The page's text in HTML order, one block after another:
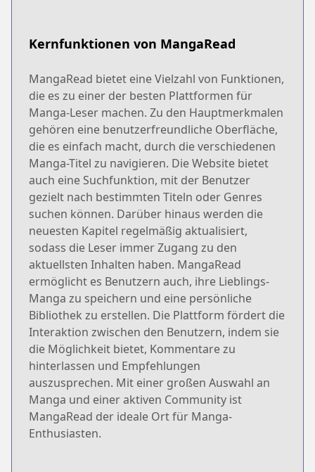
Kernfunktionen von MangaRead
MangaRead bietet eine Vielzahl von Funktionen,
die es zu einer der besten Plattformen für
Manga-Leser machen. Zu den Hauptmerkmalen
gehören eine benutzerfreundliche Oberfläche,
die es einfach macht, durch die verschiedenen
Manga-Titel zu navigieren. Die Website bietet
auch eine Suchfunktion, mit der Benutzer
gezielt nach bestimmten Titeln oder Genres
suchen können. Darüber hinaus werden die
neuesten Kapitel regelmäßig aktualisiert,
sodass die Leser immer Zugang zu den
aktuellsten Inhalten haben. MangaRead
ermöglicht es Benutzern auch, ihre Lieblings-
Manga zu speichern und eine persönliche
Bibliothek zu erstellen. Die Plattform fördert die
Interaktion zwischen den Benutzern, indem sie
die Möglichkeit bietet, Kommentare zu
hinterlassen und Empfehlungen
auszusprechen. Mit einer großen Auswahl an
Manga und einer aktiven Community ist
MangaRead der ideale Ort für Manga-
Enthusiasten.